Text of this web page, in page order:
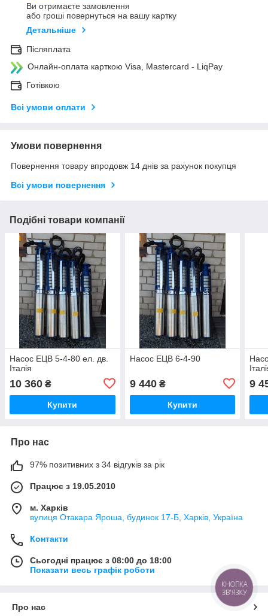
Ви отримаєте замовлення
або гроші повернуться на вашу картку
Детальніше
Післяплата
Онлайн-оплата карткою Visa, Mastercard - LiqPay
Готівкою
Всі умови оплати
Умови повернення
Повернення товару впродовж 14 днів за рахунок покупця
Всі умови повернення
Подібні товари компанії
Насос ЕЦВ 5-4-80 ел. дв.
Італія
10 360 ₴
Купити
Насос ЕЦВ 6-4-90
9 440₴
Купити
9
Про нас
97% позитивних з 34 відгуків за рік
Працює з 19.05.2010
м. Харків
вулиця Отакара Яроша, будинок 17-Б, Харків, Україна
Контакти
Сьогодні працює з 08:00 до 18:00
Показати весь графік роботи
Про нас
КНОПКА
ЗВ'ЯЗКУ